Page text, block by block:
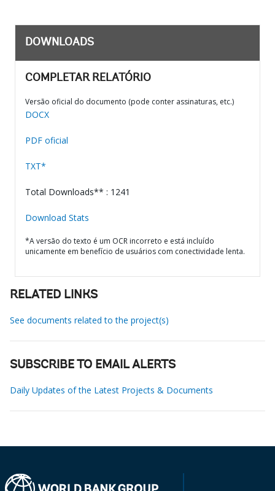
DOWNLOADS
COMPLETAR RELATÓRIO
Versão oficial do documento (pode conter assinaturas, etc.)
DOCX
PDF oficial
TXT*
Total Downloads** : 1241
Download Stats
*A versão do texto é um OCR incorreto e está incluído
unicamente em benefício de usuários com conectividade lenta.
RELATED LINKS
See documents related to the project(s)
SUBSCRIBE TO EMAIL ALERTS
Daily Updates of the Latest Projects & Documents